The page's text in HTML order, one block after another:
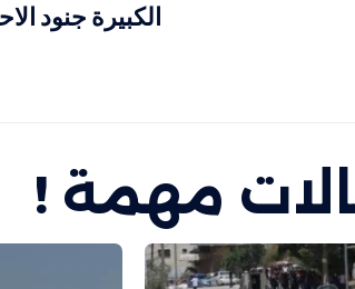
الكبيرة جنود
مهمة !